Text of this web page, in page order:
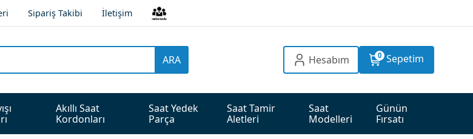
Sipariş Takibi İletişim
ARA Hesabım 0 Sepetim
Akıllı Saat
Kordonları
Saat Yedek
Parça
Saat Tamir
Aletleri
Saat
Modelleri
Günün
Fırsatı